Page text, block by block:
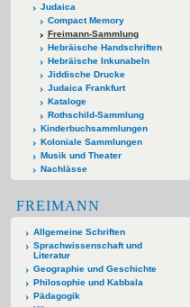
Judaica
Compact Memory
Freimann-Sammlung
Hebräische Handschriften
Hebräische Inkunabeln
Jiddische Drucke
Judaica Frankfurt
Kataloge
Rothschild-Sammlung
Kinderbuchsammlungen
Koloniale Sammlungen
Musik und Theater
Nachlässe
FREIMANN
Allgemeine Schriften
Sprachwissenschaft und
Literatur
Geographie und Geschichte
Philosophie und Kabbala
Pädagogik